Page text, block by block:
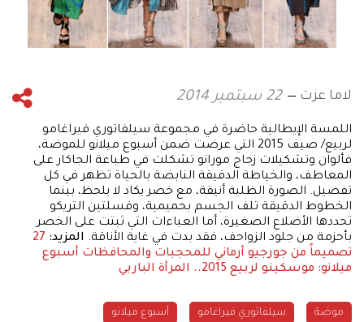
لاما عزت 22 سبتمبر 2014
اللمسة الإيطالية حاضرة في مجموعة سيلفاتوري فيراغامو
لربيع/ صيف 2015 التي عرضت ضمن أسبوع ميلانو للموضة،
فألوان وتشكيلات زجاج مورانو تشكلت في طباعة الجاكار على
المعاطف، والخياطة الدقيقة النابضة بالحياة تظهر في كل
تفصيل. الصورة الظلية أنيقة، مع خصر يكاد لا يلحظ، بينما
الخطوط الدقيقة تلف الجسم بحميمية، وفسلتين التريكو
تحددها الأضلاع الصغيرة، أما العباءات التي ثبتت على الخصر
بأحزمة من جلود الزواحف، فقد بدت في غاية الأناقة. المزيد: 27
تصميماً من جورجيو أرماني للمحجبات والمحافظات أسبوع
ميلانو: موسكينو لربيع 2015.. المرأة الباربي
موضة سيلفاتوري فيراغامو أسبوع ميلانو